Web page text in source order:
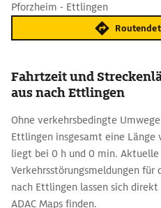
Pforzheim - Ettlingen
Fahrtzeit und
aus nach Ettlingen
Ohne verkehrsbedingte
Ettlingen insgesamt eine Länge
liegt bei 0 h und 0 min. Aktuelle
Verkehrsstörungsmeldungen für
nach Ettlingen lassen sich
ADAC Maps finden.